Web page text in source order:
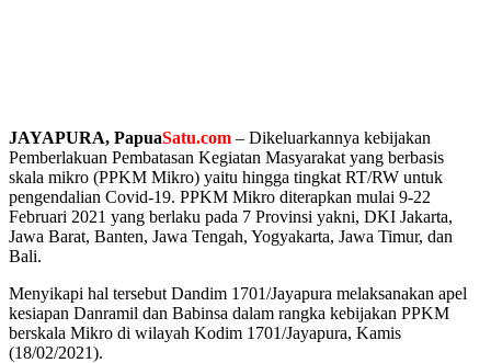
JAYAPURA, PapuaSatu.com – Dikeluarkannya kebijakan
Pemberlakuan Pembatasan Kegiatan Masyarakat yang berbasis
skala mikro (PPKM Mikro) yaitu hingga tingkat RT/RW untuk
pengendalian Covid-19. PPKM Mikro diterapkan mulai 9-22
Februari 2021 yang berlaku pada 7 Provinsi yakni, DKI Jakarta,
Jawa Barat, Banten, Jawa Tengah, Yogyakarta, Jawa Timur, dan
Bali.
Menyikapi hal tersebut Dandim 1701/Jayapura melaksanakan apel
kesiapan Danramil dan Babinsa dalam rangka kebijakan PPKM
berskala Mikro di wilayah Kodim 1701/Jayapura, Kamis
(18/02/2021).